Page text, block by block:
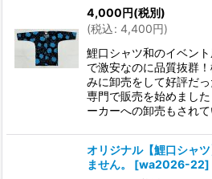
4,000円(税別)
(税込: 4,400円)
鯉口シャツ和のイベン
で激安なのに品質抜群
みに卸売をして好評だ
専門で販売を始めまし
ーカーへの卸売もされ
オリジナル【鯉口シャ
ません。
[wa2026-22]